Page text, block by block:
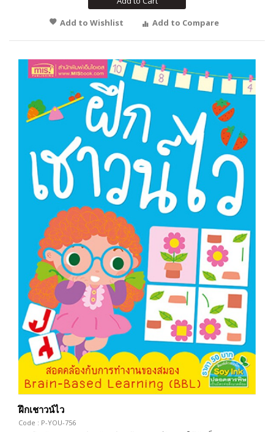
Add to Wishlist
Add to Compare
ฝึกเชาวน์ไว
Code : P-YOU-756